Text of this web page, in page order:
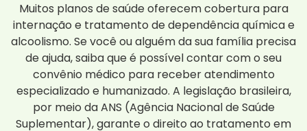
Muitos planos de saúde oferecem cobertura para
internação e tratamento de dependência química e
alcoolismo. Se você ou alguém da sua família precisa
de ajuda, saiba que é possível contar com o seu
convênio médico para receber atendimento
especializado e humanizado. A legislação brasileira,
por meio da ANS (Agência Nacional de Saúde
Suplementar), garante o direito ao tratamento em